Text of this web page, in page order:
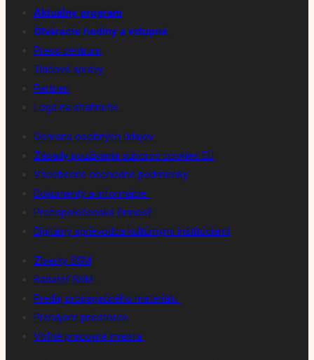
Aktuálny program
Otváracie hodiny a vstupné
Press centrum
Tlačové správy
Partneri
Logá na stiahnutie
Ochrana osobných údajov
Zásady používania súborov cookies EÚ
Všeobecné obchodné podmienky
Dokumenty a informácie
Protispoločenská činnosť
Digitálny sprievodca kultúrnymi inštitúciami
Zbierky SSM
Bádateľ SSM
Predaj propagačného materiálu
Prenájom priestorov
Voľné pracovné miesta